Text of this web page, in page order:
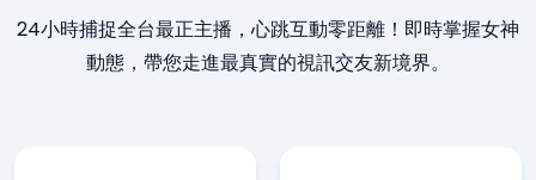
24小時捕捉全台最正主播，心跳互動零距離！即時掌握女神
動態，帶您走進最真實的視訊交友新境界。